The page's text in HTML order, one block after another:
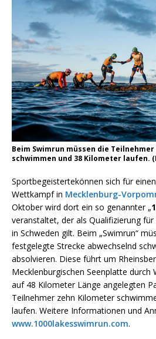
Beim Swimrun müssen die
schwimmen und 38 Kilometer laufen.
Sportbegeistertekönnen sich für
Wettkampf in Mecklenburg-
Oktober wird dort ein so genannter „
veranstaltet, der als Qualifizierung für
in Schweden gilt. Beim „Swimrun“
festgelegte Strecke abwechselnd
absolvieren. Diese führt um
Mecklenburgischen Seenplatte durch
auf 48 Kilometer Länge angelegten
Teilnehmer zehn Kilometer
laufen. Weitere Informationen und
www.1000lakesswimrun.com.